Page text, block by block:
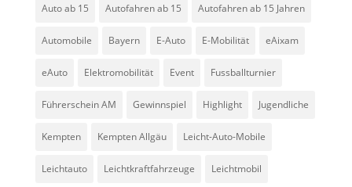
Auto ab 15 Autofahren ab 15 Autofahren ab 15 Jahren
Automobile Bayern E-Auto E-Mobilität eAixam
eAuto Elektromobilität Event Fussballturnier
Führerschein AM Gewinnspiel Highlight Jugendliche
Kempten Kempten Allgäu Leicht-Auto-Mobile
Leichtauto Leichtkraftfahrzeuge Leichtmobil